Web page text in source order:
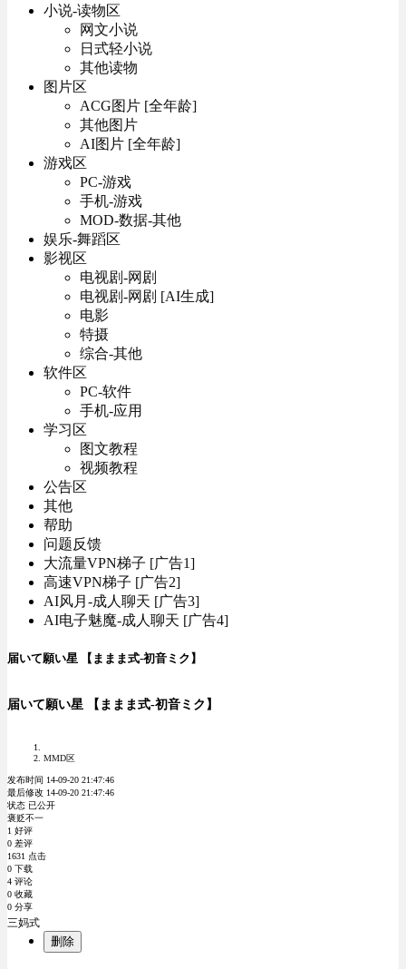
小说-读物区
网文小说
日式轻小说
其他读物
图片区
ACG图片 [全年龄]
其他图片
AI图片 [全年龄]
游戏区
PC-游戏
手机-游戏
MOD-数据-其他
娱乐-舞蹈区
影视区
电视剧-网剧
电视剧-网剧 [AI生成]
电影
特摄
综合-其他
软件区
PC-软件
手机-应用
学习区
图文教程
视频教程
公告区
其他
帮助
问题反馈
大流量VPN梯子 [广告1]
高速VPN梯子 [广告2]
AI风月-成人聊天 [广告3]
AI电子魅魔-成人聊天 [广告4]
届いて願い星 【ままま式-初音ミク】
届いて願い星 【ままま式-初音ミク】
MMD区
发布时间 14-09-20 21:47:46
最后修改 14-09-20 21:47:46
状态 已公开
褒贬不一
1 好评
0 差评
1631 点击
0 下载
4 评论
0 收藏
0 分享
三妈式
删除